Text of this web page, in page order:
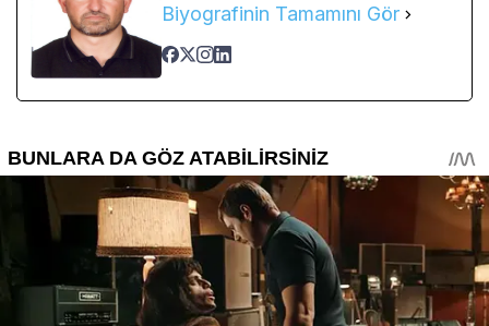
Biyografinin Tamamını Gör